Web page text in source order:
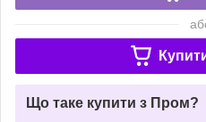
Що таке купити з Пром?